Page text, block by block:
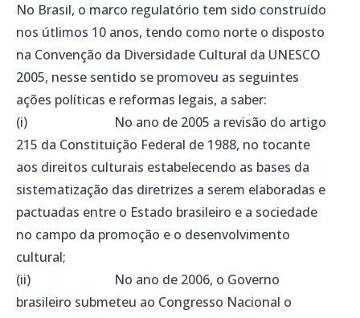
No Brasil, o marco regulatório tem sido construído
nos útlimos 10 anos, tendo como norte o disposto
na Convenção da Diversidade Cultural da UNESCO
2005, nesse sentido se promoveu as seguintes
ações políticas e reformas legais, a saber:
(i) No ano de 2005 a revisão do artigo
215 da Constituição Federal de 1988, no tocante
aos direitos culturais estabelecendo as bases da
sistematização das diretrizes a serem elaboradas e
pactuadas entre o Estado brasileiro e a sociedade
no campo da promoção e o desenvolvimento
cultural;
(ii) No ano de 2006, o Governo
brasileiro submeteu ao Congresso Nacional o